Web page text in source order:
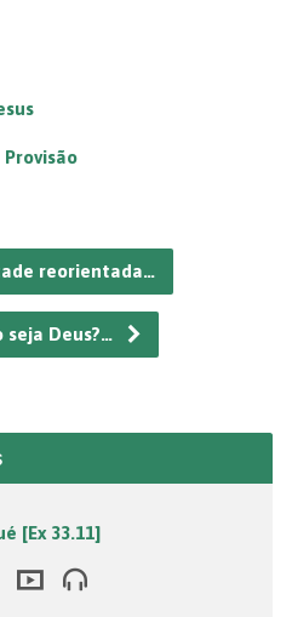
Provisão
reorientada…
seja Deus?…
[Ex 33.11]